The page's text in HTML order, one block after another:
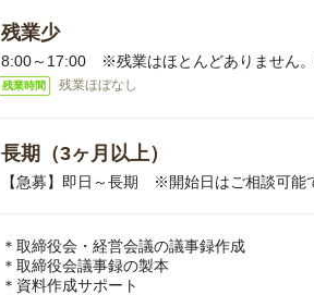
残業少
8:00～17:00 ※残業はほとんどありません。
残業時間 残業ほぼなし
長期（3ヶ月以上）
【急募】即日～長期 ※開始日はご相談可能
＊取締役会・経営会議の議事録作成
＊取締役会議事録の製本
＊資料作成サポート